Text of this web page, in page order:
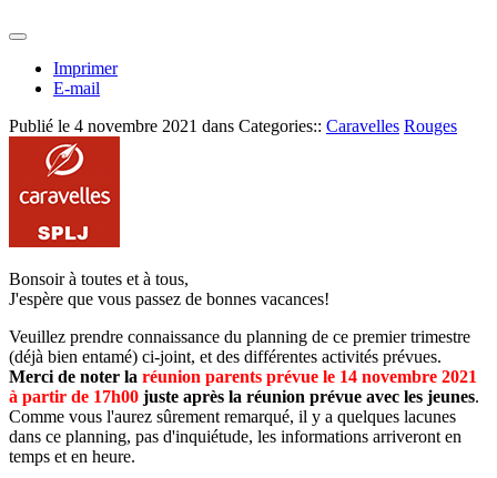
Imprimer
E-mail
Publié le 4 novembre 2021 dans Categories:: Caravelles Rouges
Bonsoir à toutes et à tous,
J'espère que vous passez de bonnes vacances!
Veuillez prendre connaissance du planning de ce premier trimestre
(déjà bien entamé) ci-joint, et des différentes activités prévues.
Merci de noter la réunion parents prévue le 14 novembre 2021
à partir de 17h00 juste après la réunion prévue avec les jeunes.
Comme vous l'aurez sûrement remarqué, il y a quelques lacunes
dans ce planning, pas d'inquiétude, les informations arriveront en
temps et en heure.